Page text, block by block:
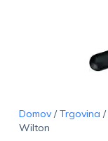
Domov/Trgovina /
Wilton